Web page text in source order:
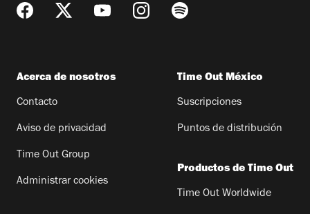
Acerca de nosotros
Contacto
Aviso de privacidad
Time Out Group
Administrar cookies
Time Out México
Suscripciones
Puntos de distribución
Productos de Time Out
Time Out Worldwide